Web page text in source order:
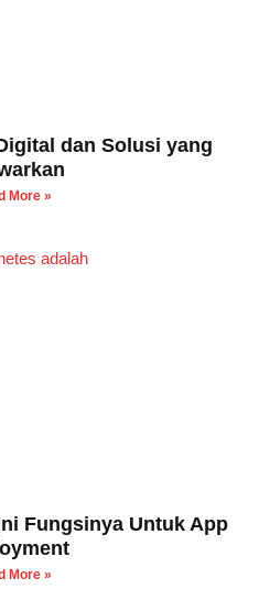
dan Solusi yang
More »
Fungsinya Untuk App
More »